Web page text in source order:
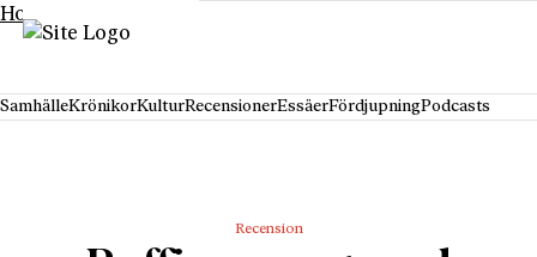
Hoppa till innehåll
SamhälleKrönikorKulturRecensionerEssäerFördjupningPodcasts
Recension